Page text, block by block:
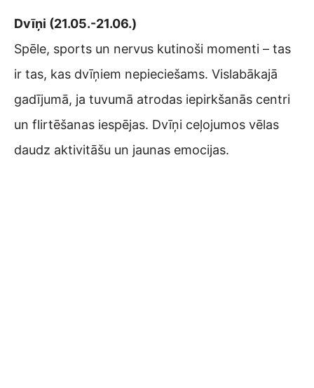
Dvīņi (21.05.-21.06.)
Spēle, sports un nervus kutinoši momenti – tas
ir tas, kas dvīņiem nepieciešams. Vislabākajā
gadījumā, ja tuvumā atrodas iepirkšanās centri
un flirtēšanas iespējas. Dvīņi ceļojumos vēlas
daudz aktivitāšu un jaunas emocijas.